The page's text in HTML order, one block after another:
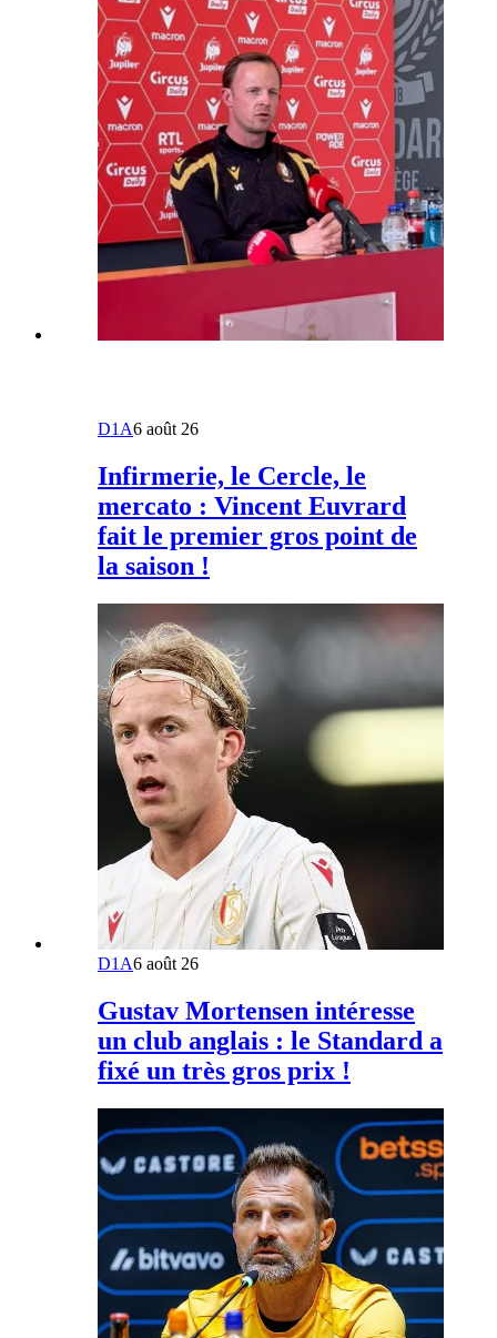
D1A6 août 26
Infirmerie, le Cercle, le
mercato : Vincent Euvrard
fait le premier gros point de
la saison !
D1A6 août 26
Gustav Mortensen intéresse
un club anglais : le Standard a
fixé un très gros prix !